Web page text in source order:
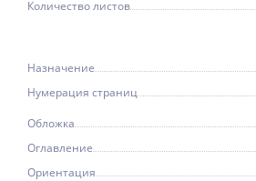
Количество листов
Назначение
Нумерация страниц
Обложка
Оглавление
Ориентация